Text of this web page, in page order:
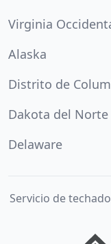
Virginia
Alaska
Distrito de
Dakota del Norte
Delaware
Servicio de